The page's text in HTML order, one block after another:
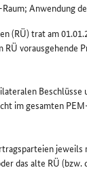
Anwendung
(RÜ) trat am
RÜ
im gesamten
das alte RÜ